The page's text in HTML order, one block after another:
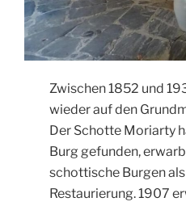
Zwischen 1852 und
wieder auf den
Der Schotte Moriarty
Burg gefunden,
schottische Burgen
Restaurierung. 1907